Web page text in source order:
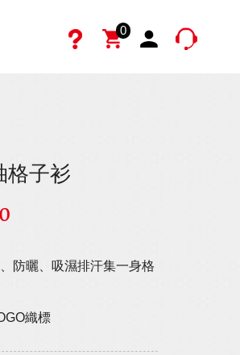
0
格子衫
防曬、吸濕排汗集一身格
織標